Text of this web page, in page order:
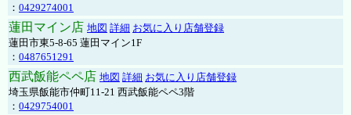
： 0429274001
蓮田マイン店 地図 詳細 お気に入り店舗登録
蓮田市東5-8-65 蓮田マイン1F
： 0487651291
西武飯能ペペ店 地図 詳細 お気に入り店舗登録
埼玉県飯能市仲町11-21 西武飯能ペペ3階
： 0429754001